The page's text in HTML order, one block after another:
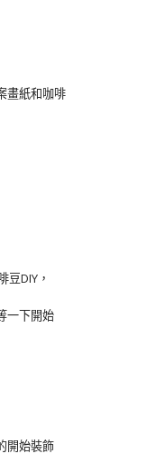
畫紙和咖啡
DIY，
一下開始
開始裝飾